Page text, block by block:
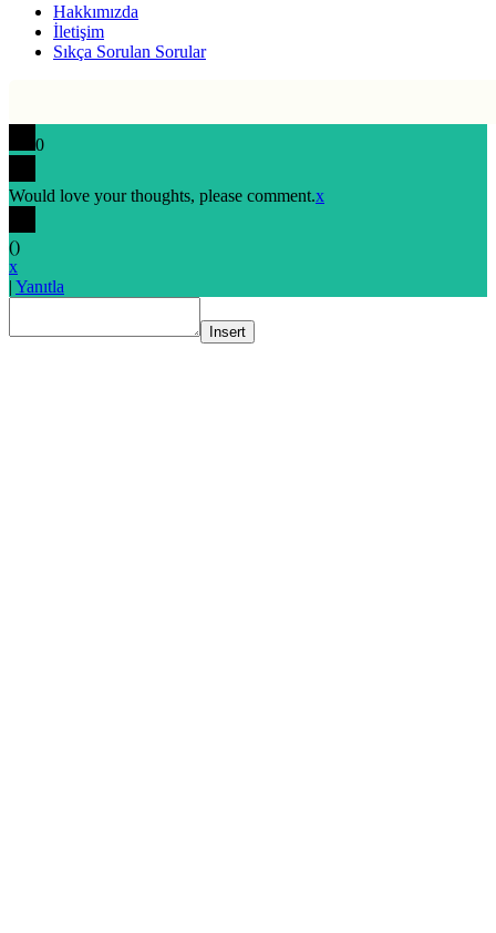
Hakkımızda
İletişim
Sıkça Sorulan Sorular
0
Would love your thoughts, please comment.x
()
x
| Yanıtla
Insert